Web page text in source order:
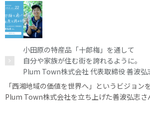
小田原の特産品「十郎梅」を通して
自分や家族が住む街を誇れるように。
Plum Town株式会社 代表取締役 善波弘
「西湘地域の価値を世界へ」というビジョン
Plum Town株式会社を立ち上げた善波弘志さ